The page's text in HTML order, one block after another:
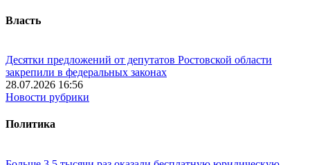
Власть
Десятки предложений от депутатов Ростовской области
закрепили в федеральных законах
28.07.2026 16:56
Новости рубрики
Политика